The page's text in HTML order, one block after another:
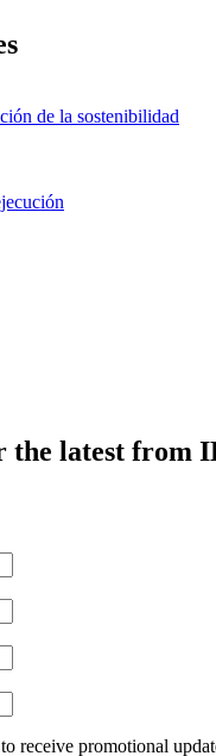
de la sostenibilidad
the latest from
receive promotional